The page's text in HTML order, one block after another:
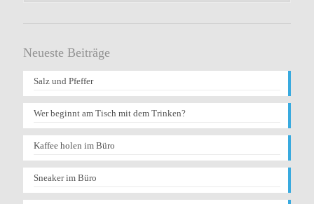
Neueste Beiträge
Salz und Pfeffer
Wer beginnt am Tisch mit dem Trinken?
Kaffee holen im Büro
Sneaker im Büro